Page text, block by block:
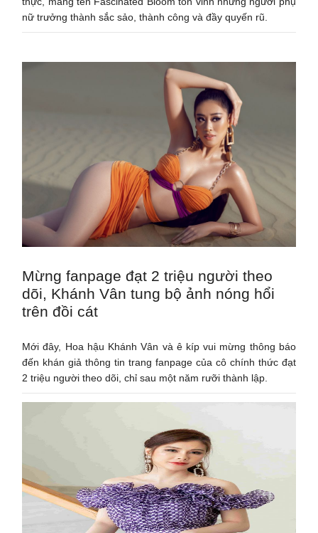
nữ trưởng thành sắc sảo, thành công và đầy quyến rũ.
Mừng fanpage đạt 2 triệu người theo
dõi, Khánh Vân tung bộ ảnh nóng hổi
trên đồi cát
Mới đây, Hoa hậu Khánh Vân và ê kíp vui mừng thông báo
đến khán giả thông tin trang fanpage của cô chính thức đạt
2 triệu người theo dõi, chỉ sau một năm rưỡi thành lập.